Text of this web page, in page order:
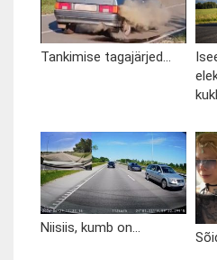
Tankimise tagajärjed...
Niisiis, kumb on...